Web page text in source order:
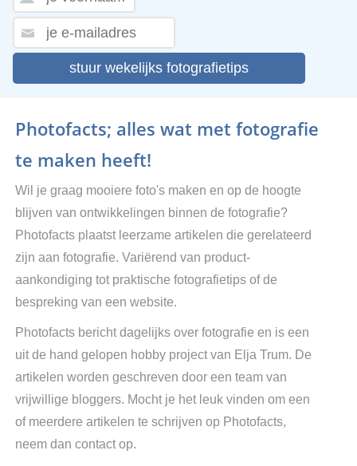
stuur wekelijks fotografietips
Photofacts; alles wat met fotografie
te maken heeft!
Wil je graag mooiere foto's maken en op de hoogte
blijven van ontwikkelingen binnen de fotografie?
Photofacts plaatst leerzame artikelen die gerelateerd
zijn aan fotografie. Variërend van product-
aankondiging tot praktische fotografietips of de
bespreking van een website.
Photofacts bericht dagelijks over fotografie en is een
uit de hand gelopen hobby project van Elja Trum. De
artikelen worden geschreven door een team van
vrijwillige bloggers. Mocht je het leuk vinden om een
of meerdere artikelen te schrijven op Photofacts,
neem dan contact op.